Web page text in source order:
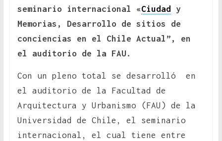
seminario internacional «Ciudad
y
Memorias, Desarrollo de sitios de
conciencias en el Chile Actual”, en
el auditorio de la FAU.
Con un pleno total se desarrolló en
el auditorio de la Facultad de
Arquitectura y Urbanismo (FAU) de la
Universidad de Chile, el seminario
internacional, el cual tiene entre